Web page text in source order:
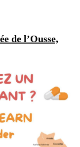
de l’Ousse,